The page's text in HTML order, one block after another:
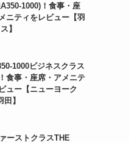
1000)！食事・座
ニティをレビュー【羽
】
1000ビジネスクラス
食事・座席・アメニテ
ュー【ニューヨーク
】
ーストクラスTHE